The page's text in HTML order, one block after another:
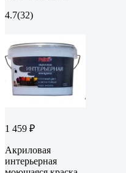
4.7(32)
1 459 ₽
Акриловая
интерьерная